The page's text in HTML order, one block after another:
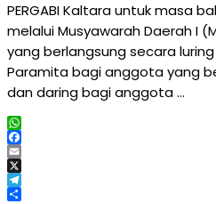
PERGABI Kaltara untuk masa
melalui Musyawarah Daerah I
yang berlangsung secara
Paramita bagi anggota yang
dan daring bagi anggota …
WhatsApp
Facebook
Email
X
Telegram